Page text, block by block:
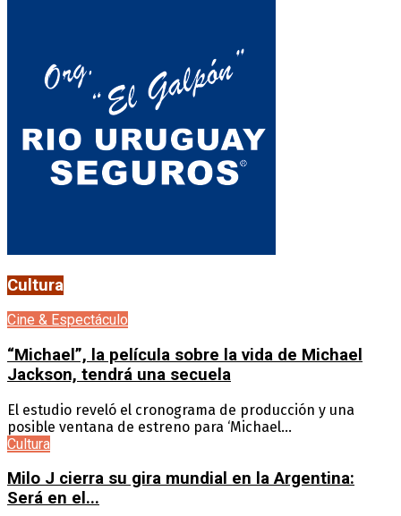
Cultura
Cine & Espectáculo
“Michael”, la película sobre la vida de Michael
Jackson, tendrá una secuela
El estudio reveló el cronograma de producción y una
posible ventana de estreno para ‘Michael...
Cultura
Milo J cierra su gira mundial en la Argentina:
Será en el...